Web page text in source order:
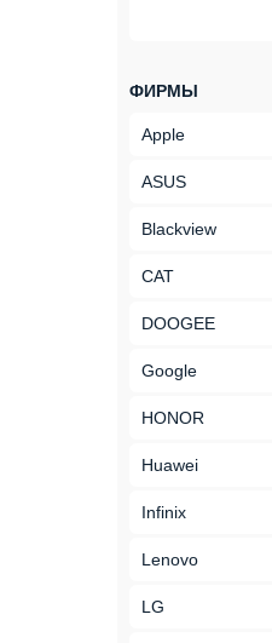
ФИРМЫ
Apple
ASUS
Blackview
CAT
DOOGEE
Google
HONOR
Huawei
Infinix
Lenovo
LG